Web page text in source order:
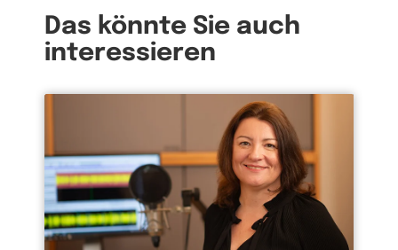
Das könnte Sie auch
interessieren